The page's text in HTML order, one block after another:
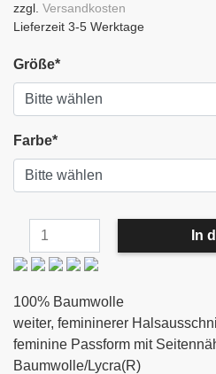
zzgl. Versandkosten
Lieferzeit 3-5 Werktage
Größe*
Farbe*
100% Baumwolle
weiter, femininerer
feminine Passform mit
Baumwolle/Lycra(R)